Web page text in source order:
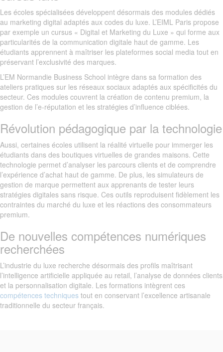
Les écoles spécialisées développent désormais des modules dédiés
au marketing digital adaptés aux codes du luxe. L’EIML Paris propose
par exemple un cursus « Digital et Marketing du Luxe » qui forme aux
particularités de la communication digitale haut de gamme. Les
étudiants apprennent à maîtriser les plateformes social media tout en
préservant l’exclusivité des marques.
L’EM Normandie Business School intègre dans sa formation des
ateliers pratiques sur les réseaux sociaux adaptés aux spécificités du
secteur. Ces modules couvrent la création de contenu premium, la
gestion de l’e-réputation et les stratégies d’influence ciblées.
Révolution pédagogique par la technologie
Aussi, certaines écoles utilisent la réalité virtuelle pour immerger les
étudiants dans des boutiques virtuelles de grandes maisons. Cette
technologie permet d’analyser les parcours clients et de comprendre
l’expérience d’achat haut de gamme. De plus, les simulateurs de
gestion de marque permettent aux apprenants de tester leurs
stratégies digitales sans risque. Ces outils reproduisent fidèlement les
contraintes du marché du luxe et les réactions des consommateurs
premium.
De nouvelles compétences numériques
recherchées
L’industrie du luxe recherche désormais des profils maîtrisant
l’intelligence artificielle appliquée au retail, l’analyse de données clients
et la personnalisation digitale. Les formations intègrent ces
compétences techniques tout en conservant l’excellence artisanale
traditionnelle du secteur français.